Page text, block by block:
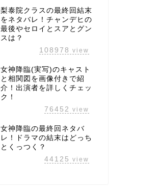
梨泰院クラスの最終回結末
をネタバレ！チャンデヒの
最後やセロイとスアとグン
スは？
108978 view
女神降臨(実写)のキャスト
と相関図を画像付きで紹
介！出演者を詳しくチェッ
ク！
76452 view
女神降臨の最終回ネタバ
レ！ドラマの結末はどっち
とくっつく？
44125 view